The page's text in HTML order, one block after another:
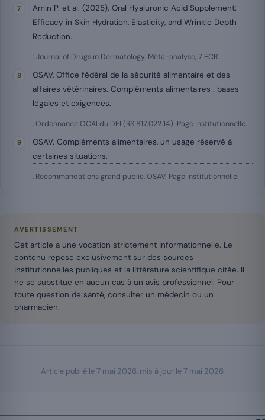
Amin P. et al. (2025). Oral Hyaluronic Acid Supplement:
Efficacy in Skin Hydration, Elasticity, and Wrinkle Depth
Reduction.
: Journal of Drugs in Dermatology. Méta-analyse, 7 ECR.
OSAV, Office fédéral de la sécurité alimentaire et des
affaires vétérinaires. Compléments alimentaires : bases
légales et exigences.
, Ordonnance OCAl du DFI (RS 817.022.14). Page institutionnelle.
OSAV. Compléments alimentaires, un usage réservé à
certaines situations.
, Recommandations grand public, OSAV. Page institutionnelle.
AVERTISSEMENT
Cet article a une vocation strictement informationnelle. Le
contenu repose exclusivement sur des sources
institutionnelles publiques et la littérature scientifique citée. Il
ne se substitue en aucun cas à un avis professionnel. Pour
toute question de santé, consulter un médecin ou un
pharmacien.
Article publié le7 mai 2026, mis à jour le7 mai 2026.